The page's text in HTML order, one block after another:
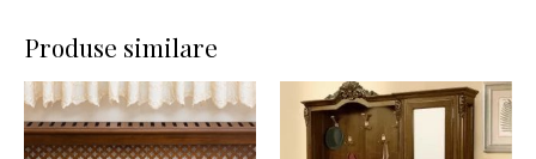
Produse similare